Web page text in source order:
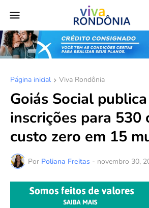
Página inicial Viva Rondônia
Goiás Social
inscrições para 530
custo zero em 15
Por Poliana Freitas - novembro 30,